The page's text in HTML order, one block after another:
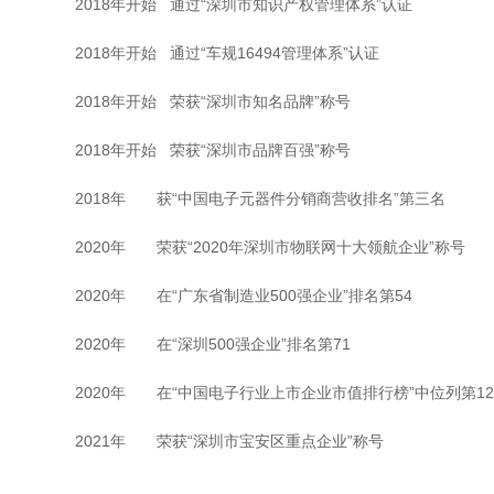
2018年开始 通过“深圳市知识产权管理体系”认证
2018年开始 通过“车规16494管理体系”认证
2018年开始 荣获“深圳市知名品牌”称号
2018年开始 荣获“深圳市品牌百强”称号
2018年 获“中国电子元器件分销商营收排名”第三名
2020年 荣获“2020年深圳市物联网十大领航企业”称号
2020年 在“广东省制造业500强企业”排名第54
2020年 在“深圳500强企业”排名第71
2020年 在“中国电子行业上市企业市值排行榜”中位列第
2021年 荣获“深圳市宝安区重点企业”称号